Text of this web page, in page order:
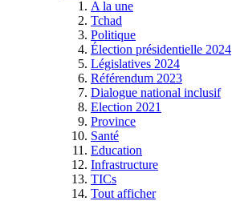
A la une
Tchad
Politique
Élection présidentielle 2024
Législatives 2024
Référendum 2023
Dialogue national inclusif
Election 2021
Province
Santé
Education
Infrastructure
TICs
Tout afficher